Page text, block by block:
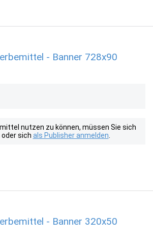
- Banner 728x90
nutzen zu können, müssen Sie sich
sich als Publisher anmelden
- Banner 320x50